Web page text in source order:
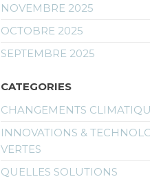
NOVEMBRE 2025
OCTOBRE 2025
SEPTEMBRE 2025
CATEGORIES
CHANGEMENTS
INNOVATIONS &
VERTES
QUELLES SOLUTIONS